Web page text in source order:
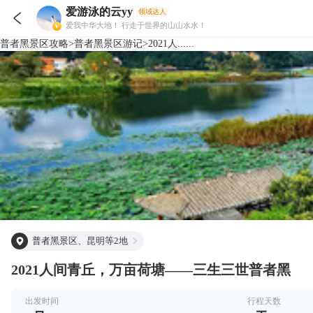
 爱游泳的云yy 领域达人
爱我中华大地！ 行走于世界的山山水水！
普者黑景区攻略>普者黑景区游记>2021人......
普者黑景区、昆明等2地
2021人间青丘，万亩荷塘——三生三世普者黑
出发时间 行程天数